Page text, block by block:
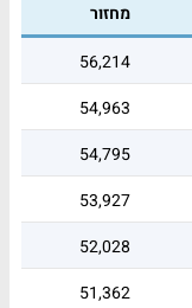
מחזור
56,214
54,963
54,795
53,927
52,028
51,362